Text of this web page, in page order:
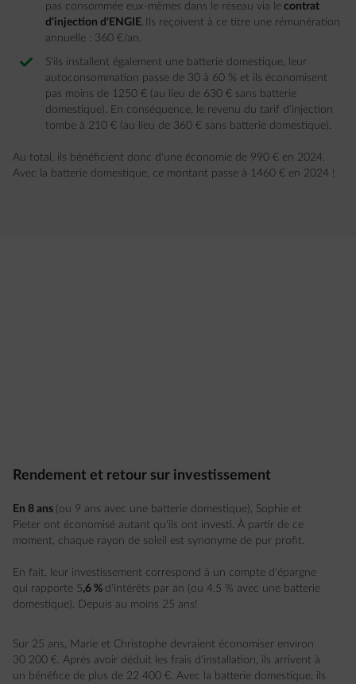
pas consommée eux-mêmes dans le réseau via le contrat
d'injection d'ENGIE. Ils reçoivent à ce titre une rémunération
annuelle : 360 €/an.
S'ils installent également une batterie domestique, leur
autoconsommation passe de 30 à 60 % et ils économisent
pas moins de 1250 € (au lieu de 630 € sans batterie
domestique). En conséquence, le revenu du tarif d'injection
tombe à 210 € (au lieu de 360 € sans batterie domestique).
Au total, ils bénéficient donc d'une économie de 990 € en 2024.
Avec la batterie domestique, ce montant passe à 1460 € en 2024 !
Rendement et retour sur investissement
En 8 ans (ou 9 ans avec une batterie domestique), Sophie et
Pieter ont économisé autant qu'ils ont investi. À partir de ce
moment, chaque rayon de soleil est synonyme de pur profit.
En fait, leur investissement correspond à un compte d'épargne
qui rapporte 5,6 % d'intérêts par an (ou 4,5 % avec une batterie
domestique). Depuis au moins 25 ans!
Sur 25 ans, Marie et Christophe devraient économiser environ
30 200 €. Après avoir déduit les frais d'installation, ils arrivent à
un bénéfice de plus de 22 400 €. Avec la batterie domestique, ils